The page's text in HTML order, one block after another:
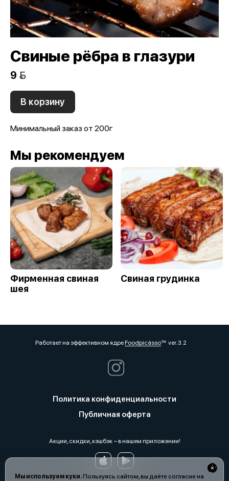
Мы используем куки.Пользуясь сайтом, вы даёте согласие на
Свиные рёбра в глазури
9 
В корзину
Минимальный заказ от 200г
Мы рекомендуем
Фирменная свиная
шея
Свиная грудинка
Работает на эффективном ядреFoodpicássover. 3.2
Политика конфиденциальности
Публичная оферта
Акции, скидки, кэшбэк − в нашем приложении!